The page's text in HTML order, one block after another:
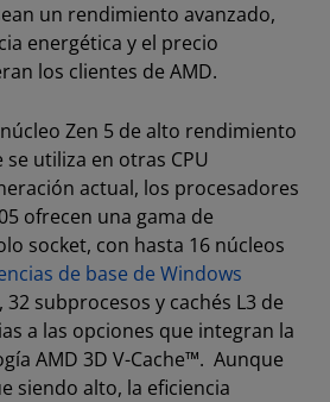
un rendimiento avanzado,
energética y el precio
los clientes de AMD.
Zen 5 de alto rendimiento
utiliza en otras CPU
actual, los procesadores
ofrecen una gama de
socket, con hasta 16 núcleos
de base de Windows
, 32 subprocesos y cachés L3 de
a las opciones que integran la
AMD 3D V-Cache™. Aunque
siendo alto, la eficiencia